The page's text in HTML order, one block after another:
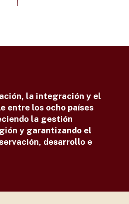
la integración y el
entre los ocho países
la gestión
y garantizando el
desarrollo e